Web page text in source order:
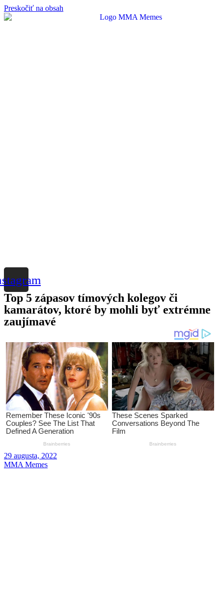
Preskočiť na obsah
Top 5 zápasov tímových kolegov či
kamarátov, ktoré by mohli byť extrémne
zaujímavé
29 augusta, 2022
MMA Memes